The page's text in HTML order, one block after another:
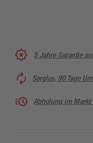
5 Jahre Garantie
Sorglos, 90 Tage
Abholung im Markt